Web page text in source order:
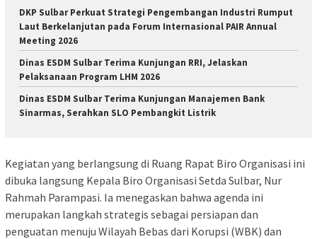
DKP Sulbar Perkuat Strategi Pengembangan Industri Rumput
Laut Berkelanjutan pada Forum Internasional PAIR Annual
Meeting 2026
Dinas ESDM Sulbar Terima Kunjungan RRI, Jelaskan
Pelaksanaan Program LHM 2026
Dinas ESDM Sulbar Terima Kunjungan Manajemen Bank
Sinarmas, Serahkan SLO Pembangkit Listrik
Kegiatan yang berlangsung di Ruang Rapat Biro Organisasi ini
dibuka langsung Kepala Biro Organisasi Setda Sulbar, Nur
Rahmah Parampasi. Ia menegaskan bahwa agenda ini
merupakan langkah strategis sebagai persiapan dan
penguatan menuju Wilayah Bebas dari Korupsi (WBK) dan